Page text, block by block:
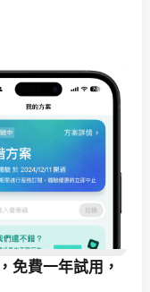
免費一年試用，